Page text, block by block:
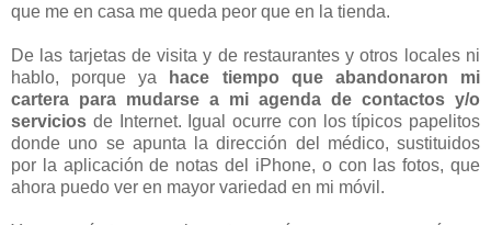
que me en casa me queda peor que en la tienda.
De las tarjetas de visita y de restaurantes y otros locales ni
hablo, porque ya
hace tiempo que abandonaron mi
cartera para mudarse a mi agenda de contactos y/o
servicios de Internet. Igual ocurre con los típicos papelitos
donde uno se apunta la dirección del médico, sustituidos
por la aplicación de notas del iPhone, o con las fotos, que
ahora puedo ver en mayor variedad en mi móvil.